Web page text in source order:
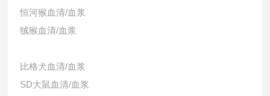
恒河猴血清/血浆
狨猴血清/血浆
比格犬血清/血浆
SD大鼠血清/血浆